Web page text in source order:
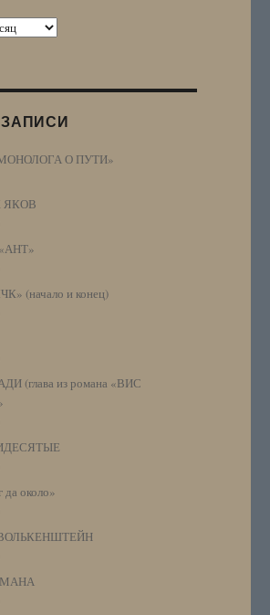
О ПУТИ»
(начало и конец)
(глава из романа «ВИС
около»